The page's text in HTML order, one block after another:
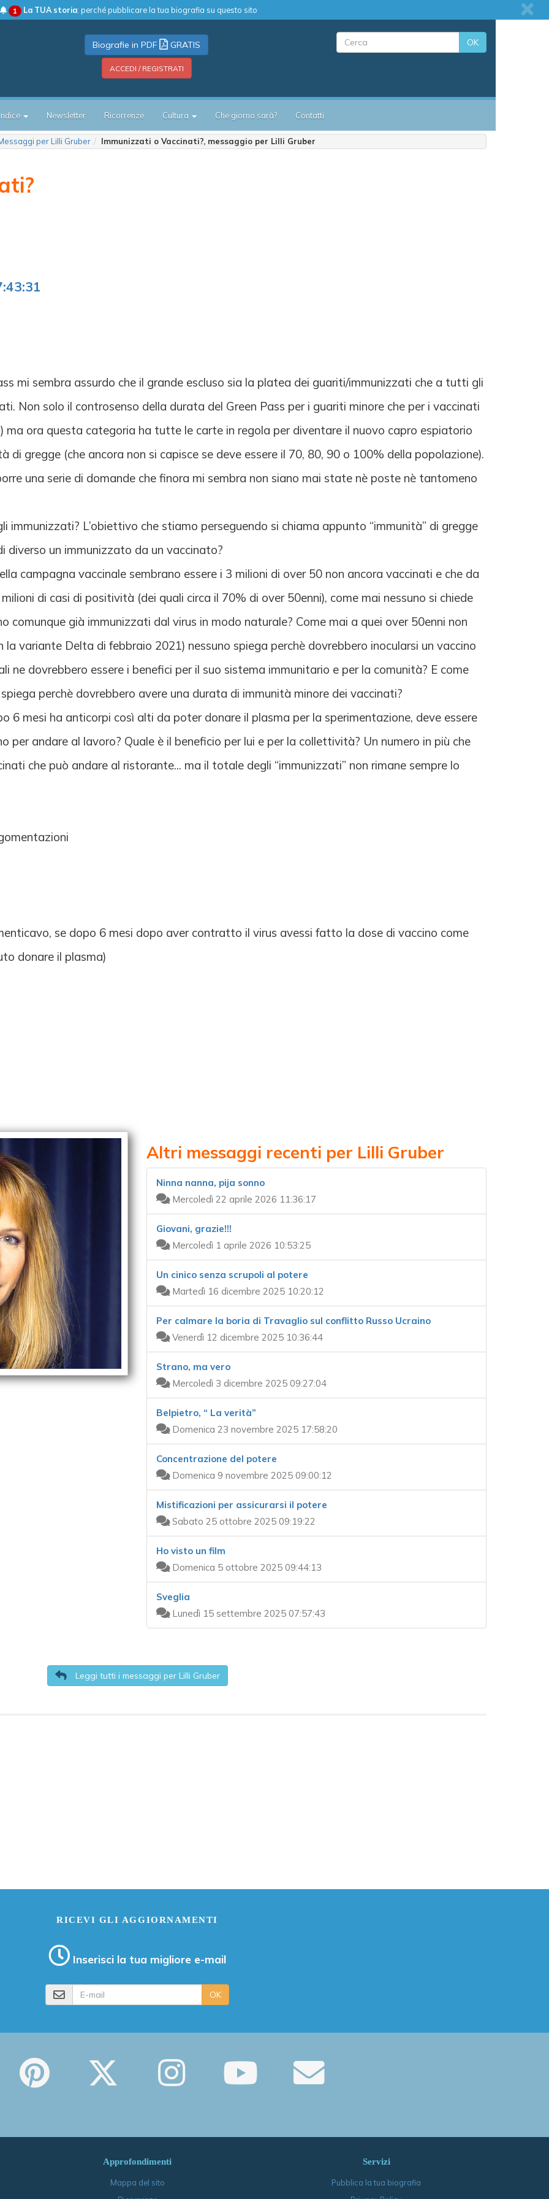
1 La TUA storia: perché pubblicare la tua biografia su questo sito
Biografie in PDF GRATIS
ACCEDI / REGISTRATI
OK
Indice Newsletter Ricorrenze Cultura Che giorno sarà? Contatti
per Lilli Gruber Immunizzati o Vaccinati?, messaggio per Lilli Gruber
mi sembra assurdo che il grande escluso sia la platea dei guariti/immunizzati che a tutti gli
Non solo il controsenso della durata del Green Pass per i guariti minore che per i vaccinati
ma ora questa categoria ha tutte le carte in regola per diventare il nuovo capro espiatorio
di gregge (che ancora non si capisce se deve essere il 70, 80, 90 o 100% della popolazione).
una serie di domande che finora mi sembra non siano mai state nè poste nè tantomeno
immunizzati? L’obiettivo che stiamo perseguendo si chiama appunto “immunità” di gregge
diverso un immunizzato da un vaccinato?
campagna vaccinale sembrano essere i 3 milioni di over 50 non ancora vaccinati e che da
di casi di positività (dei quali circa il 70% di over 50enni), come mai nessuno si chiede
comunque già immunizzati dal virus in modo naturale? Come mai a quei over 50enni non
variante Delta di febbraio 2021) nessuno spiega perchè dovrebbero inocularsi un vaccino
ne dovrebbero essere i benefici per il suo sistema immunitario e per la comunità? E come
perchè dovrebbero avere una durata di immunità minore dei vaccinati?
6 mesi ha anticorpi così alti da poter donare il plasma per la sperimentazione, deve essere
per andare al lavoro? Quale è il beneficio per lui e per la collettività? Un numero in più che
che può andare al ristorante... ma il totale degli “immunizzati” non rimane sempre lo
se dopo 6 mesi dopo aver contratto il virus avessi fatto la dose di vaccino come
donare il plasma)
Altri messaggi recenti per Lilli Gruber
Ninna nanna, pija sonno
Mercoledì 22 aprile 2026 11:36:17
Giovani, grazie!!!
Mercoledì 1 aprile 2026 10:53:25
Un cinico senza scrupoli al potere
Martedì 16 dicembre 2025 10:20:12
Per calmare la boria di Travaglio sul conflitto Russo Ucraino
Venerdì 12 dicembre 2025 10:36:44
Strano, ma vero
Mercoledì 3 dicembre 2025 09:27:04
Belpietro, “ La verità”
Domenica 23 novembre 2025 17:58:20
Concentrazione del potere
Domenica 9 novembre 2025 09:00:12
Mistificazioni per assicurarsi il potere
Sabato 25 ottobre 2025 09:19:22
Ho visto un film
Domenica 5 ottobre 2025 09:44:13
Sveglia
Lunedì 15 settembre 2025 07:57:43
Leggi tutti i messaggi per Lilli Gruber
RICEVI GLI AGGIORNAMENTI
Inserisci la tua migliore e-mail
OK
Approfondimenti
Mappa del sito
Servizi
Pubblica la tua biografia